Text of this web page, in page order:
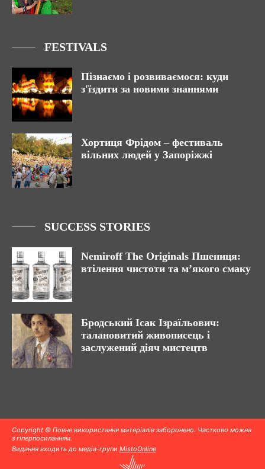
FESTIVALS
Пізнаємо і розвиваємося: куди
з'їздити за новими знаннями
Хортиця Фрідом – фестиваль
вільних людей у Запоріжжі
SUCCESS STORIES
Nemiroff The Originals Пшениця:
втілення чистоти та м’якого смаку
Бродський Ісак Ізраїльович:
талановитий живописець і
заслужений діяч мистецтв
Copyright © Повне використання матеріалів заборонено. Частково можна
з гіперпосиланням.
Видання входить до медіа-групи MistoOnline